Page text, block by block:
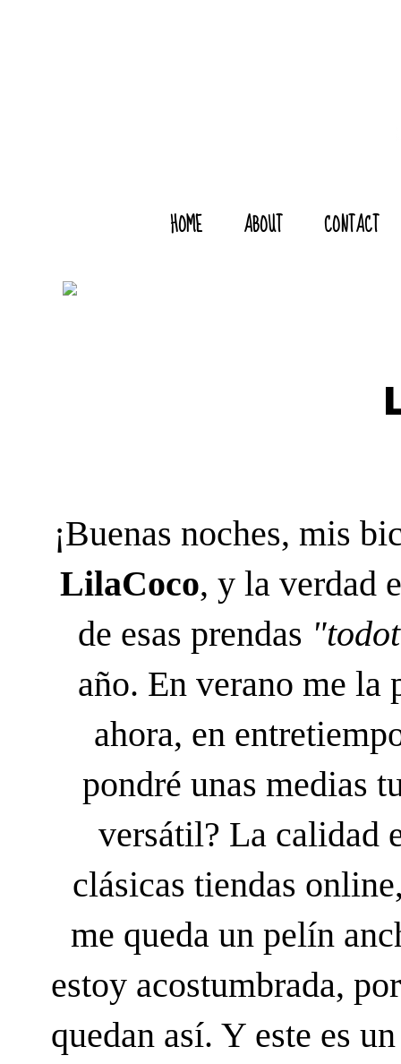
HOME ABOUT CONTACT
¡Buenas noches, mis
LilaCoco, y la verdad
de esas prendas
año. En verano me la
ahora, en
pondré unas medias
versátil? La calidad
clásicas tiendas
me queda un pelín
estoy acostumbrada,
quedan así. Y este es